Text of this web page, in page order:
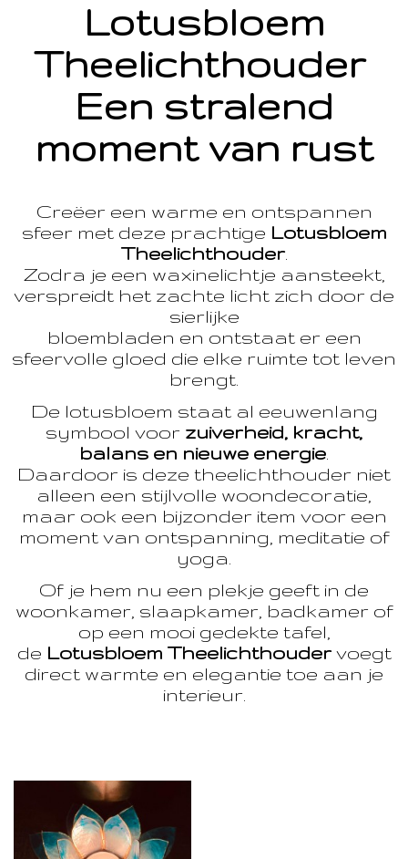
Lotusbloem
Theelichthouder
Een stralend
moment van rust
Creëer een warme en ontspannen
sfeer met deze prachtige Lotusbloem
Theelichthouder.
Zodra je een waxinelichtje aansteekt,
verspreidt het zachte licht zich door de
sierlijke
bloembladen en ontstaat er een
sfeervolle gloed die elke ruimte tot leven
brengt.
De lotusbloem staat al eeuwenlang
symbool voor zuiverheid, kracht,
balans en nieuwe energie
Daardoor is deze theelichthouder niet
alleen een stijlvolle woondecoratie,
maar ook een bijzonder item voor een
moment van ontspanning, meditatie of
yoga.
Of je hem nu een plekje geeft in de
woonkamer, slaapkamer, badkamer of
op een mooi gedekte tafel,
de Lotusbloem Theelichthoudervoegt
direct warmte en elegantie toe aan je
interieur.